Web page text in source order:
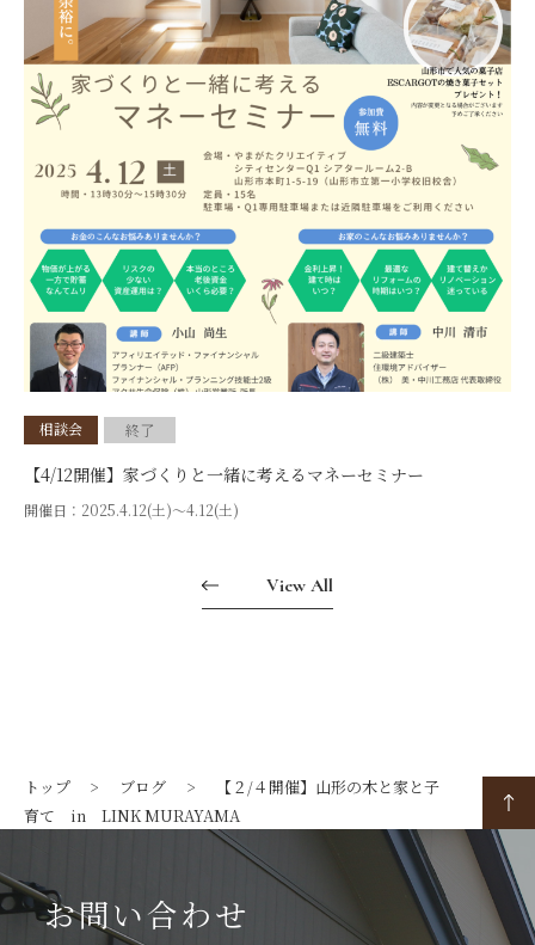
相談会 終了
【4/12開催】家づくりと一緒に考えるマネーセミナー
開催日： 2025.4.12(土)〜4.12(土)
View All
トップ ブログ
【２/４開催】山形の木と家と子
育て in LINK MURAYAMA
お問い合わせ